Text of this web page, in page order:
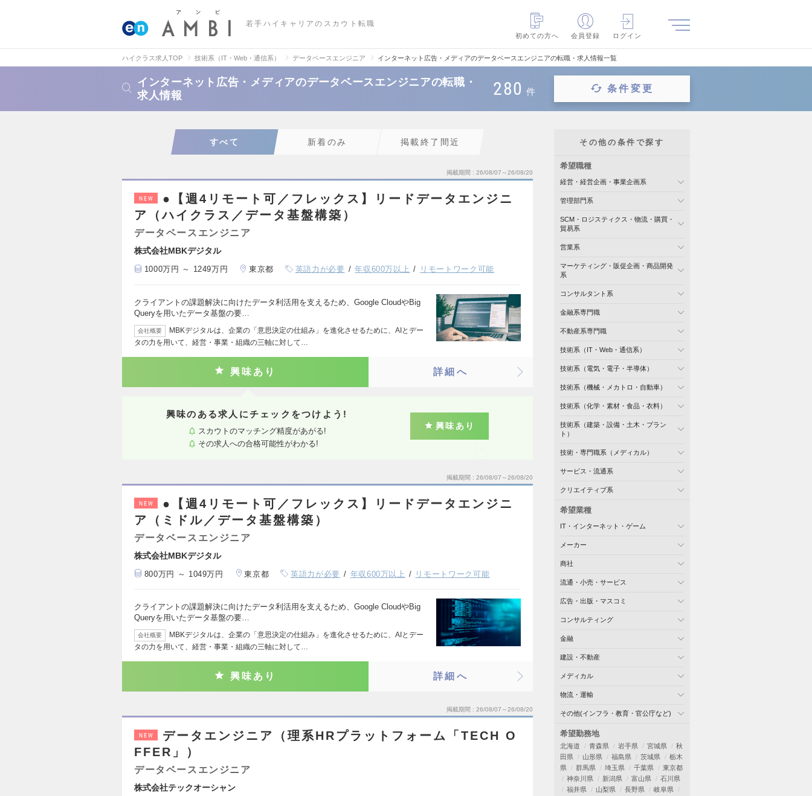
若手ハイキャリアのスカウト転職
初めての方へ
会員登録 ログイン
ハイクラス求人TOP 技術系（IT・Web・通信系） データベースエンジニア インターネット広告・メディアのデータベースエンジニアの転職・求人情報一覧
インターネット広告・メディアのデータベースエンジニアの転職・
求人情報
280 件 条件変更
すべて 新着のみ 掲載終了間近
掲載期間 26/08/07～26/08/20
NEW
●【週4リモート可／フレックス】リードデータエンジニ
ア（ハイクラス／データ基盤構築）
データベースエンジニア
株式会社MBKデジタル
1000万円 ～ 1249万円 東京都 英語力が必要 年収600万以上 リモートワーク可能
クライアントの課題解決に向けたデータ利活用を支えるため、Google CloudやBig
Queryを用いたデータ基盤の要…
会社概要
MBKデジタルは、企業の「意思決定の仕組み」を進化させるために、AIとデー
タの力を用いて、経営・事業・組織の三軸に対して…
興味あり 詳細へ
興味のある求人にチェックをつけよう!
スカウトのマッチング精度があがる!
その求人への合格可能性がわかる!
興味あり
掲載期間 26/08/07～26/08/20
NEW
●【週4リモート可／フレックス】リードデータエンジニ
ア（ミドル／データ基盤構築）
データベースエンジニア
株式会社MBKデジタル
800万円 ～ 1049万円 東京都 英語力が必要 年収600万以上 リモートワーク可能
クライアントの課題解決に向けたデータ利活用を支えるため、Google CloudやBig
Queryを用いたデータ基盤の要…
会社概要
MBKデジタルは、企業の「意思決定の仕組み」を進化させるために、AIとデー
タの力を用いて、経営・事業・組織の三軸に対して…
興味あり 詳細へ
掲載期間 26/08/07～26/08/20
NEW
データエンジニア（理系HRプラットフォーム「TECH O
FFER」）
データベースエンジニア
株式会社テックオーシャン
その他の条件で探す
希望職種
経営・経営企画・事業企画系
管理部門系
SCM・ロジスティクス・物流・購買・
貿易系
営業系
マーケティング・販促企画・商品開発
系
コンサルタント系
金融系専門職
不動産系専門職
技術系（IT・Web・通信系）
技術系（電気・電子・半導体）
技術系（機械・メカトロ・自動車）
技術系（化学・素材・食品・衣料）
技術系（建築・設備・土木・プラン
ト）
技術・専門職系（メディカル）
サービス・流通系
クリエイティブ系
希望業種
IT・インターネット・ゲーム
メーカー
商社
流通・小売・サービス
広告・出版・マスコミ
コンサルティング
金融
建設・不動産
メディカル
物流・運輸
その他(インフラ・教育・官公庁など)
希望勤務地
北海道 青森県 岩手県 宮城県
秋
田県
山形県 福島県 茨城県
栃木
県
群馬県 埼玉県 千葉県
東京都
神奈川県
新潟県 富山県
石川県
福井県
山梨県 長野県
岐阜県